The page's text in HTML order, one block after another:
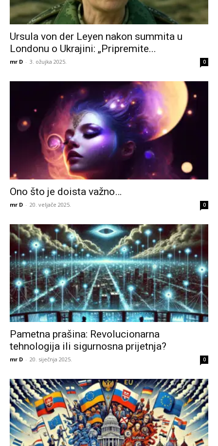
Ursula von der Leyen nakon summita u
Londonu o Ukrajini: „Pripremite...
mr D - 3. ožujka 2025. 0
Ono što je doista važno…
mr D - 20. veljače 2025. 0
Pametna prašina: Revolucionarna
tehnologija ili sigurnosna prijetnja?
mr D - 20. siječnja 2025. 0